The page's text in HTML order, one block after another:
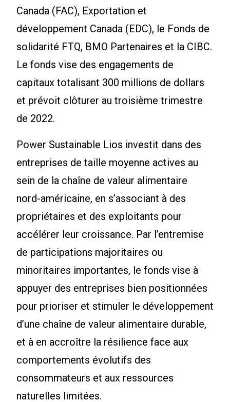
Canada (FAC), Exportation et
développement Canada (EDC), le Fonds de
solidarité FTQ, BMO Partenaires et la CIBC.
Le fonds vise des engagements de
capitaux totalisant 300 millions de dollars
et prévoit clôturer au troisième trimestre
de 2022.
Power Sustainable Lios investit dans des
entreprises de taille moyenne actives au
sein de la chaîne de valeur alimentaire
nord-américaine, en s’associant à des
propriétaires et des exploitants pour
accélérer leur croissance. Par l’entremise
de participations majoritaires ou
minoritaires importantes, le fonds vise à
appuyer des entreprises bien positionnées
pour prioriser et stimuler le développement
d’une chaîne de valeur alimentaire durable,
et à en accroître la résilience face aux
comportements évolutifs des
consommateurs et aux ressources
naturelles limitées.